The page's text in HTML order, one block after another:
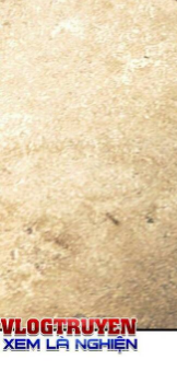
Truyện Sáng Tác
Trùng Sinh
Trọng sinh
Tu Tiên
Xuyên Không
Đô Thị
Tin
Tức